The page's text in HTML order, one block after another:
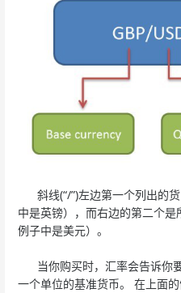
斜线(“/”)左边第一个列出的
中是英镑），而右边的第二个
例子中是美元）。
当你购买时，汇率会告诉你
一个单位的基准货币。 在上面